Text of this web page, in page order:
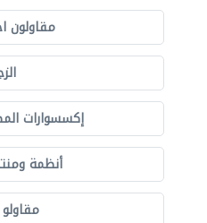
مقاولون
إكسسوارات
أنظمة